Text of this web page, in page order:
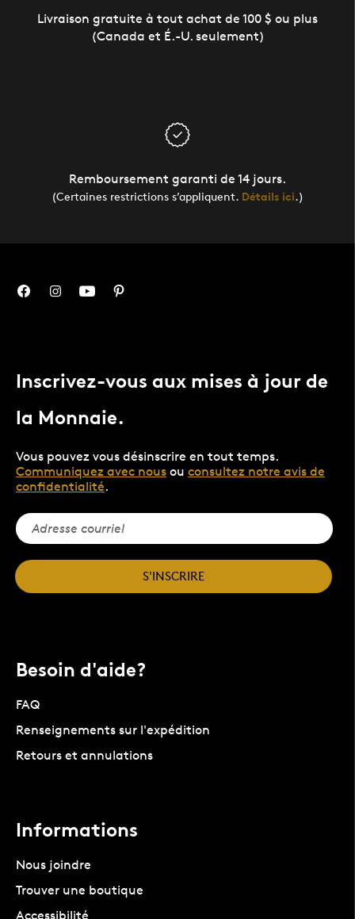
Livraison gratuite à tout achat de 100 $ ou plus
(Canada et É.-U. seulement)
Remboursement garanti de 14 jours.
(Certaines restrictions s’appliquent. Détails ici.)
Inscrivez-vous aux mises à jour de
la Monnaie.
Vous pouvez vous désinscrire en tout temps.
Communiquez avec nous ou consultez notre avis de
confidentialité.
S'INSCRIRE
Besoin d'aide?
FAQ
Renseignements sur l'expédition
Retours et annulations
Informations
Nous joindre
Trouver une boutique
Accessibilité